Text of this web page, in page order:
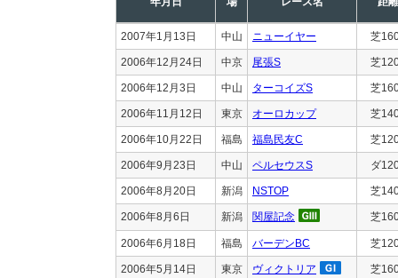
2007年1月13日 中山 ニューイヤー 芝
2006年12月24日 中京 尾張S 芝
2006年12月3日 中山 ターコイズS 芝
2006年11月12日 東京 オーロカップ 芝
2006年10月22日 福島 福島民友C 芝
2006年9月23日 中山 ペルセウスS ダ
2006年8月20日 新潟 NSTOP 芝
2006年8月6日 新潟 関屋記念 芝
2006年6月18日 福島 バーデンBC 芝
2006年5月14日 東京 ヴィクトリア 芝